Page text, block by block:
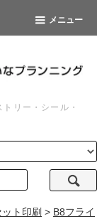
メニュー
リー・シール・
ト印刷 > B8フライ